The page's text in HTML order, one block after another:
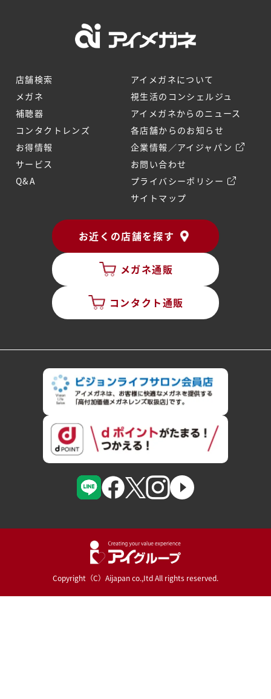
店舗検索
メガネ
補聴器
コンタクトレンズ
お得情報
サービス
Q&A
アイメガネについて
視生活のコンシェルジュ
アイメガネからのニュース
各店舗からのお知らせ
企業情報／アイジャパン
お問い合わせ
プライバシーポリシー
サイトマップ
お近くの店舗を探す
メガネ通販
コンタクト通販
Copyright（C）Aijapan co.,Itd All rights reserved.